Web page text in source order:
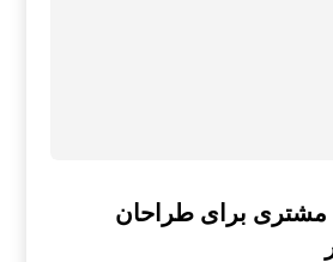
مشتری برای طراحان